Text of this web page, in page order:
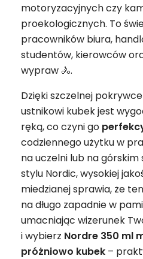
motoryzacyjnych czy
proekologicznych. To
pracowników biura,
studentów, kierowców
wypraw 🚴.
Dzięki szczelnej
ustnikowi kubek jest
ręką, co czyni go
codziennego użytku w
na uczelni lub na górskim
stylu Nordic, wysokiej
miedzianej sprawia, że ten
na długo zapadnie w
umacniając wizerunek
i wybierz Nordre 350 ml
próżniowo kubek –